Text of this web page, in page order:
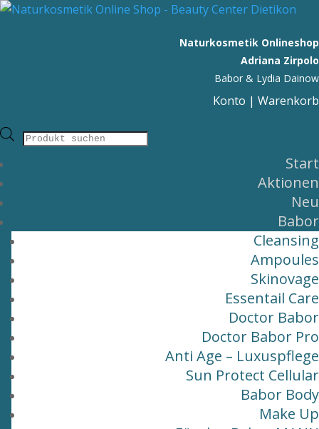
Naturkosmetik Onlineshop
Adriana Zirpolo
Babor & Lydia Dainow
Konto | Warenkorb
Products
Start
Aktionen
Neu
Babor
Cleansing
Ampoules
Skinovage
Essentail Care
Doctor Babor
Doctor Babor Pro
Anti Age – Luxuspflege
Sun Protect Cellular
Babor Body
Make Up